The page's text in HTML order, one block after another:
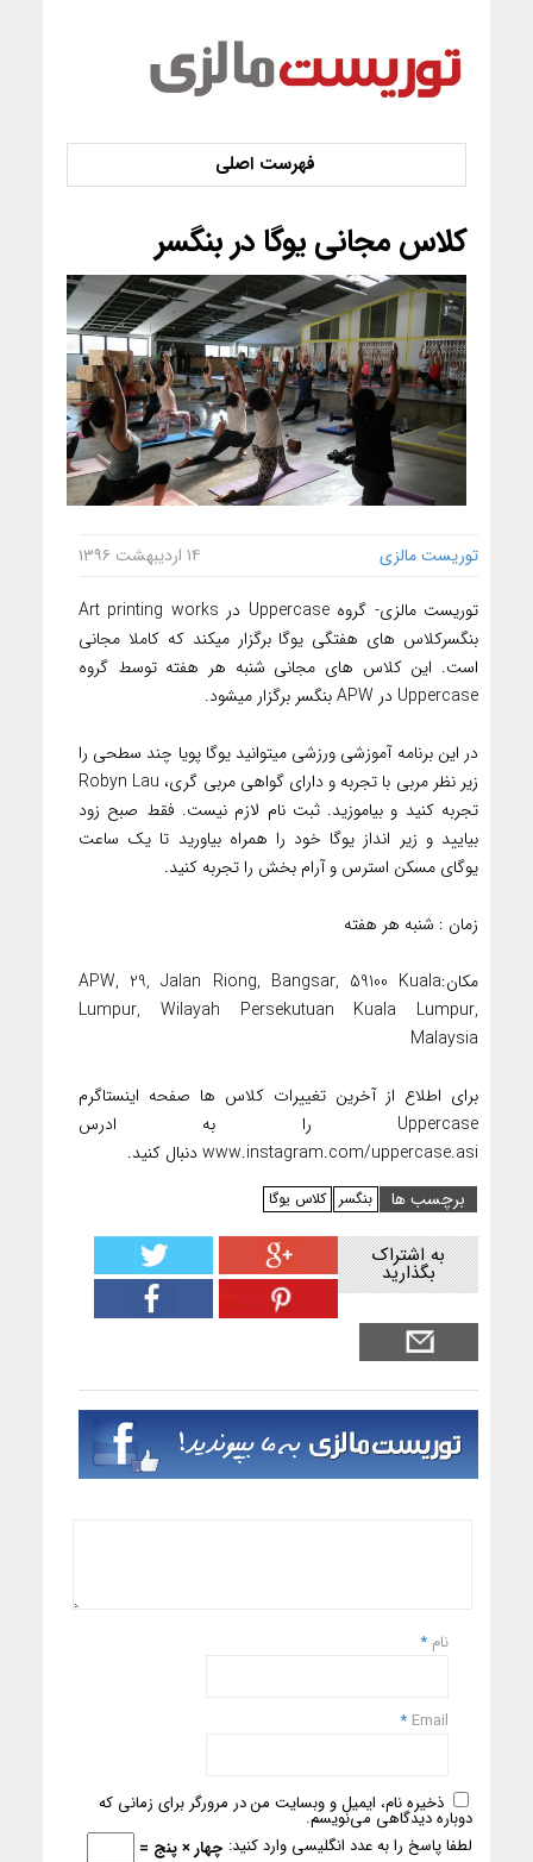
کلاس مجانی یوگا در بنگسر
توریست مالزی ۱۴ اردیبهشت ۱۳۹۶
توریست مالزی- گروه Uppercase در Art printing works
بنگسرکلاس های هفتگی یوگا برگزار میکند که کاملا مجانی
است. این کلاس های مجانی شنبه هر هفته توسط گروه
Uppercase در APW بنگسر برگزار میشود.
در این برنامه آموزشی ورزشی میتوانید یوگا پویا چند سطحی را
زیر نظر مربی با تجربه و دارای گواهی مربی گری، Robyn Lau
تجربه کنید و بیاموزید. ثبت نام لازم نیست. فقط صبح زود
بیایید و زیر انداز یوگا خود را همراه بیاورید تا یک ساعت
یوگای مسکن استرس و آرام بخش را تجربه کنید.
زمان : شنبه هر هفته
مکان:APW, 29, Jalan Riong, Bangsar, 59100 Kuala
Lumpur, Wilayah Persekutuan Kuala Lumpur,
Malaysia
برای اطلاع از آخرین تغییرات کلاس ها صفحه اینستاگرم
Uppercase را به ادرس
www.instagram.com/uppercase.asi دنبال کنید.
برچسب ها
بنگسر کلاس یوگا
به اشتراک
بگذارید
نام *
Email
*
ذخیره نام، ایمیل و وبسایت من در مرورگر برای زمانی که
دوباره دیدگاهی می‌نویسم.
لطفا پاسخ را به عدد انگلیسی وارد کنید: چهار × پنج =